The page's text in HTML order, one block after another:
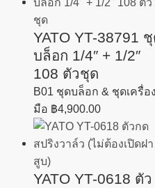
YATO YT-38791
บล็อก 1/4″ + 1/2″
108 ตัวชุด
B01 ชุดบล็อก & ชุดเครื่อง
มือ ฿4,900.00
YATO YT-0618 ตัว